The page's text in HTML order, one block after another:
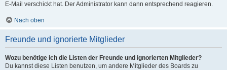
E-Mail verschickt hat. Der Administrator kann dann entsprechend reagieren.
Nach oben
Freunde und ignorierte Mitglieder
Wozu benötige ich die Listen der Freunde und ignorierten Mitglieder?
Du kannst diese Listen benutzen, um andere Mitglieder des Boards zu